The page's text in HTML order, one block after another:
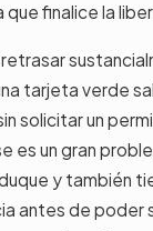
que finalice la
tarjeta verde
solicitar un
es un gran
y también
antes de poder